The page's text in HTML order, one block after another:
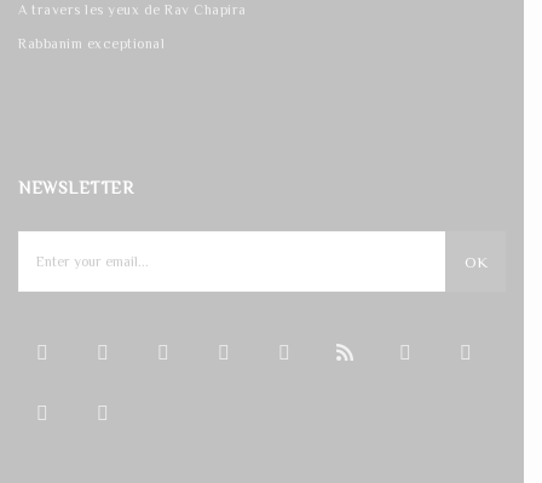
A travers les yeux de Rav Chapira
Rabbanim exceptional
NEWSLETTER
OK